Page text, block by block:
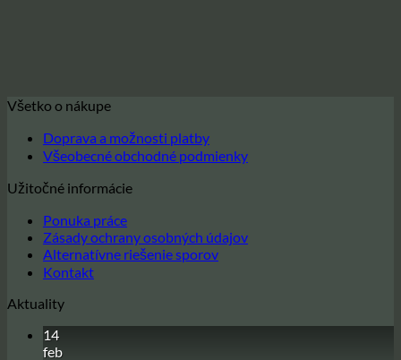
Všetko o nákupe
Doprava a možnosti platby
Všeobecné obchodné podmienky
Užitočné informácie
Ponuka práce
Zásady ochrany osobných údajov
Alternatívne riešenie sporov
Kontakt
Aktuality
14
feb